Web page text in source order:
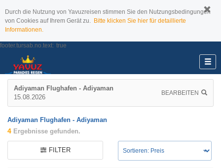
Durch die Nutzung von Yavuzreisen stimmen Sie den Nutzungsbedingungen
von Cookies auf Ihrem Gerät zu. Bitte klicken Sie hier für detaillierte
Informationen.
footer.tursab.no.text: true
Adiyaman Flughafen - Adiyaman
15.08.2026
BEARBEITEN
Adiyaman Flughafen - Adiyaman
4 Ergebnisse gefunden.
FILTER